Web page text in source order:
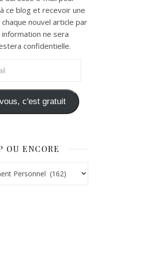
ce blog et recevoir une
nouvel article par
information ne sera
confidentielle.
c'est gratuit
OU ENCORE